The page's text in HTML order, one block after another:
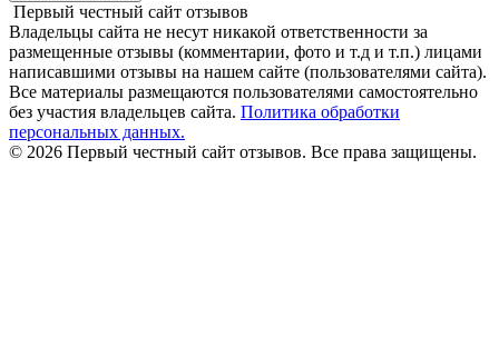
Первый честный сайт отзывов
Владельцы сайта не несут никакой ответственности за
размещенные отзывы (комментарии, фото и т.д и т.п.) лицами
написавшими отзывы на нашем сайте (пользователями сайта).
Все материалы размещаются пользователями самостоятельно
без участия владельцев сайта. Политика обработки
персональных данных.
© 2026 Первый честный сайт отзывов. Все права защищены.